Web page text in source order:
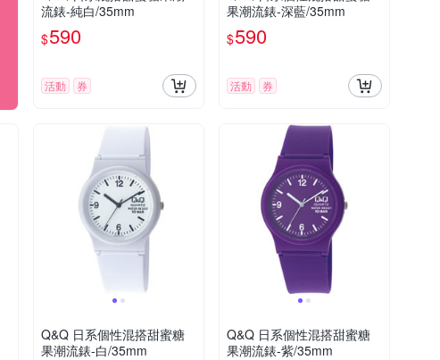
流錶-純白/35mm
$590
活動 券
果潮流錶-深藍/35mm
$590
活動 券
Q&Q 日系個性混搭甜蜜糖
果潮流錶-白/35mm
Q&Q 日系個性混搭甜蜜糖
果潮流錶-紫/35mm